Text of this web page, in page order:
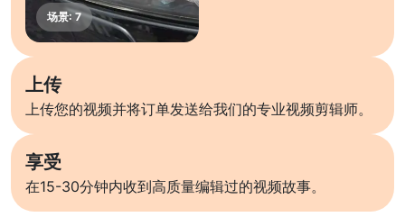
上传
上传您的视频并将订单发送给我们的专业视频剪辑师。
享受
在15-30分钟内收到高质量编辑过的视频故事。